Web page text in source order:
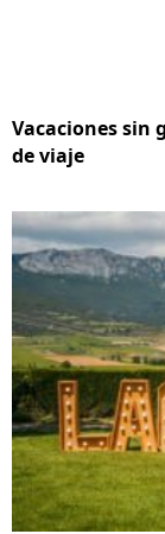
Vacaciones sin
de viaje